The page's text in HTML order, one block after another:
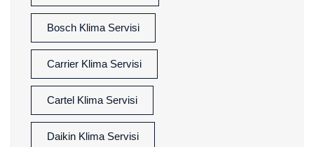
Bosch Klima Servisi
Carrier Klima Servisi
Cartel Klima Servisi
Daikin Klima Servisi